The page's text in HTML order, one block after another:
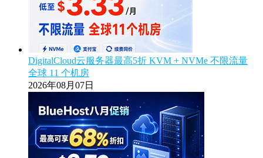
DigitalCloud云服务器最高5折 KVM + NVMe 不限流量
全球 11 个机房
2026年08月07日